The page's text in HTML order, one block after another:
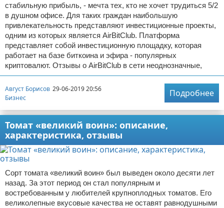
стабильную прибыль, - мечта тех, кто не хочет трудиться 5/2
в душном офисе. Для таких граждан наибольшую
привлекательность представляют инвестиционные проекты,
одним из которых является AirBitClub. Платформа
представляет собой инвестиционную площадку, которая
работает на базе биткоина и эфира - популярных
криптовалют. Отзывы о AirBitClub в сети неоднозначные,
Август Борисов 29-06-2019 20:56
Бизнес
Подробнее
Томат «великий воин»: описание,
характеристика, отзывы
Сорт томата «великий воин» был выведен около десяти лет
назад. За этот период он стал популярным и
востребованным у любителей крупноплодных томатов. Его
великолепные вкусовые качества не оставят равнодушными